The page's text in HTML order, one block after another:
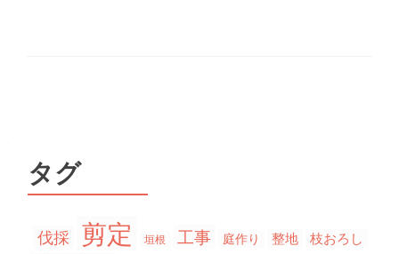
タグ
伐採 剪定 垣根 工事 庭作り 整地 枝おろし